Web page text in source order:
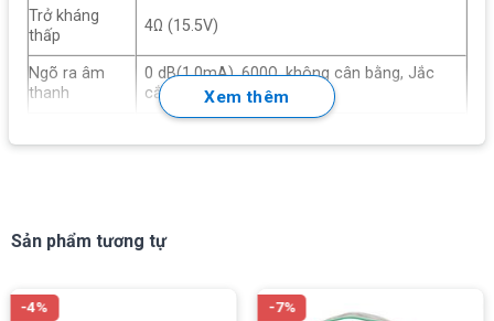
Trở kháng
thấp
4Ω (15.5V)
Ngõ ra âm
thanh
0 dB(1.0mA), 600Ω, không cân bằng, Jắc
cắm hoa sen(RCA)
Phantom
Mic1
âm sắc
Bass/Treble
Thành phẩm
Xem thêm
Sản phẩm tương tự
-4% -7%